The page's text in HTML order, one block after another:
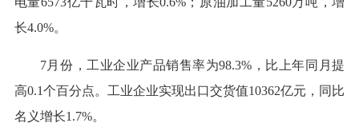
长4.0%。
7月份，工业企业产品销售率为98.3%，比上年同月提
高0.1个百分点。工业企业实现出口交货值10362亿元，同比
名义增长1.7%。